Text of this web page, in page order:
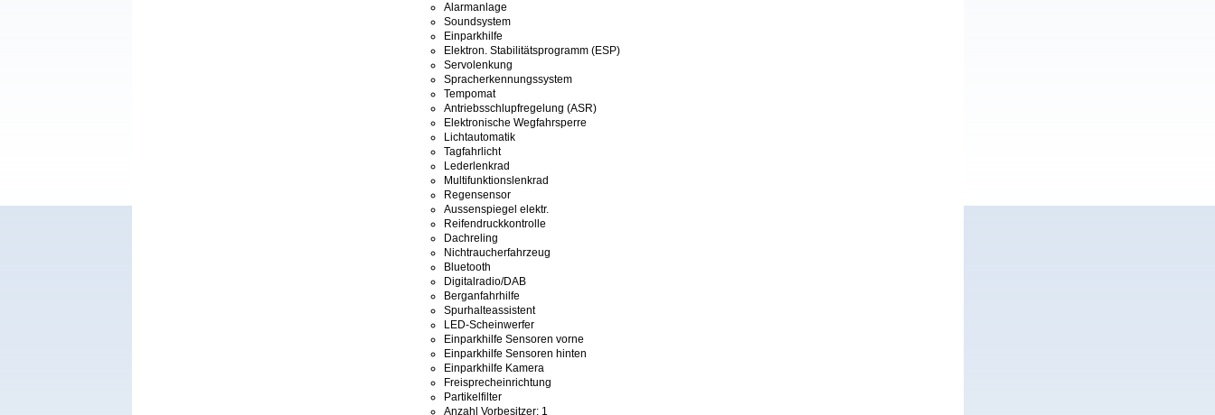
Alarmanlage
Soundsystem
Einparkhilfe
Elektron. Stabilitätsprogramm (ESP)
Servolenkung
Spracherkennungssystem
Tempomat
Antriebsschlupfregelung (ASR)
Elektronische Wegfahrsperre
Lichtautomatik
Tagfahrlicht
Lederlenkrad
Multifunktionslenkrad
Regensensor
Aussenspiegel elektr.
Reifendruckkontrolle
Dachreling
Nichtraucherfahrzeug
Bluetooth
Digitalradio/DAB
Berganfahrhilfe
Spurhalteassistent
LED-Scheinwerfer
Einparkhilfe Sensoren vorne
Einparkhilfe Sensoren hinten
Einparkhilfe Kamera
Freisprecheinrichtung
Partikelfilter
Anzahl Vorbesitzer: 1